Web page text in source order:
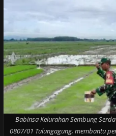
Babinsa Kelurahan Sembung
0807/01 Tulungagung, membantu